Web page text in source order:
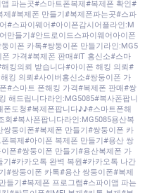
파는곳#스마트폰복제#복제폰 확인#
#복제폰 만들기#복제폰파는곳#스파
#스파이웨어#아이폰감시어플라인:M
만들기#안드로이드스파이웨어아이폰
이폰 카톡#쌍둥이폰 만들기라인:MG5
가격#복제폰 판매#IT 흥신소#스마
킹의뢰 받습니다#아이폰 해킹 의뢰#
킹 의뢰#사이버흥신소#쌍둥이폰 가
#스마트 폰해킹 가격#복제폰 판매#쌍
해드립니다라인:MG5085#복사폰팝니
도청#복제폰팝니다♪♪#스마트폰해
#복사폰팝니다라인:MG5085용산복
둥이폰#복제폰 만들기#쌍둥이폰 카
복제#아이폰 복제폰 만들기#용산 쌍
폰#쌍둥이폰 만들기#용산복제폰 가
#카카오톡 완벽 복원#카카오톡 나간
#쌍둥이폰 카톡#용산 쌍둥이폰#복제
들기#복제폰 프로그램#스파이앱 파는